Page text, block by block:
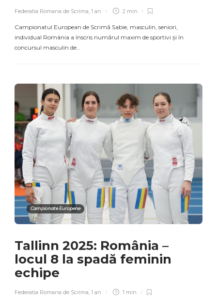
Federatia Romana de Scrima 1 an 2 min
Campionatul European de Scrimă Sabie, masculin, seniori,
individual România a înscris numărul maxim de sportivi și în
concursul masculin de…
Campionate Europene
Tallinn 2025: România –
locul 8 la spadă feminin
echipe
Federatia Romana de Scrima, 1 an 1 min